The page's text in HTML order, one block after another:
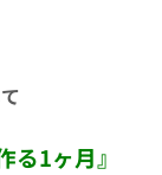
る1ヶ月』